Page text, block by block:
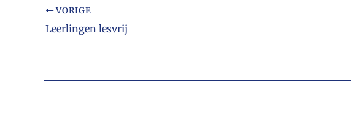
VORIGE
Leerlingen lesvrij